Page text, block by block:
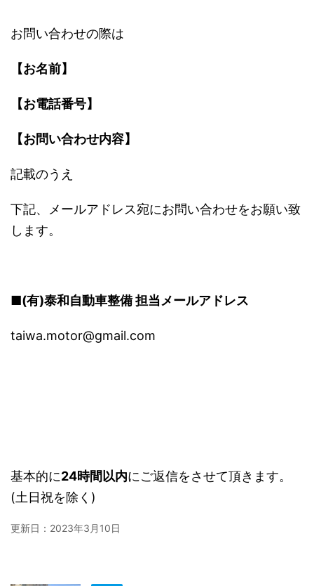
お問い合わせの際は
【お名前】
【お電話番号】
【お問い合わせ内容】
記載のうえ
下記、メールアドレス宛にお問い合わせをお願い致
します。
■(有)泰和自動車整備 担当メールアドレス
taiwa.motor@gmail.com
基本的に24時間以内にご返信をさせて頂きます。
(土日祝を除く)
更新日： 2023年3月10日